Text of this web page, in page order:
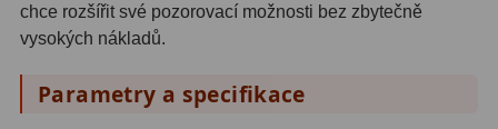
Pozorovací dalekohledy56
chce rozšířit své pozorovací možnosti bez zbytečně
vysokých nákladů.
Parametry a specifikace